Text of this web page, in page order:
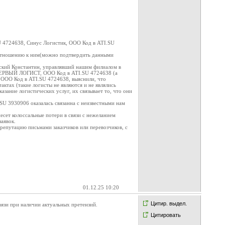
Синус Логистик, ООО Код в ATI.SU
к ним(можно подтвердить данными
Константин, управлявший нашим филиалом в
ПЕРВЫЙ ЛОГИСТ, ООО Код в ATI.SU 4724638 (а
ООО Код в ATI.SU 4724638, выяснили, что
(такие логисты не являются и не являлись
логистических услуг, их связывает то, что они
оказалась связанна с неизвестными нам
колоссальные потери в связи с нежеланием
письмами заказчиков или перевозчиков, с
01.12.25 10:20
Цитир. выдел.
Цитировать
при наличии актуальных претензий.